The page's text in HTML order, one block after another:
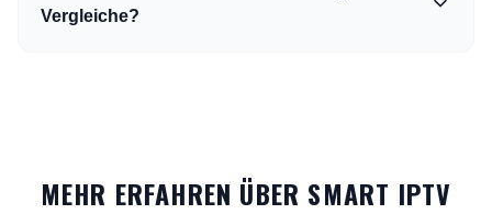
Vergleiche?
MEHR ERFAHREN ÜBER SMART IPTV